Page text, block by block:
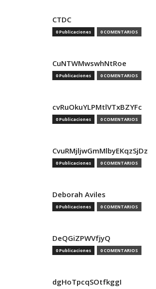
CTDC
0 Publicaciones 0 COMENTARIOS
CuNTWMwswhNtRoe
0 Publicaciones 0 COMENTARIOS
cvRuOkuYLPMtlVTxBZYFc
0 Publicaciones 0 COMENTARIOS
CvuRMjljwGmMlbyEKqzSjDz
0 Publicaciones 0 COMENTARIOS
Deborah Aviles
0 Publicaciones 0 COMENTARIOS
DeQGiZPWVfjyQ
0 Publicaciones 0 COMENTARIOS
dgHoTpcqSOtfkggI